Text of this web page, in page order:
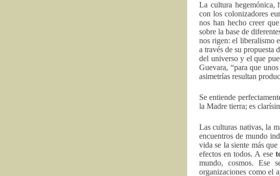
La cultura hegemónica,
con los colonizadores
nos han hecho creer
sobre la base de
nos rigen: el liberalismo
a través de su propuesta
del universo y el que
Guevara, “para que
asimetrías resultan
Se entiende
la Madre tierra; es
Las culturas nativas, la
encuentros de mundo
vida se la siente más
efectos en todos. A ese
mundo, cosmos. Ese
organizaciones como el